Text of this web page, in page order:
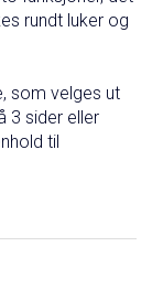
rundt luker og
som velges ut
3 sider eller
til